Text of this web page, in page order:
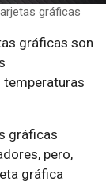
gráficas
gráficas son
temperaturas
gráficas
pero,
gráfica